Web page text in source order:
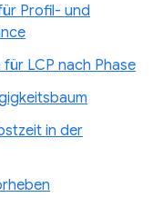
Profil- und
LCP nach Phase
in der